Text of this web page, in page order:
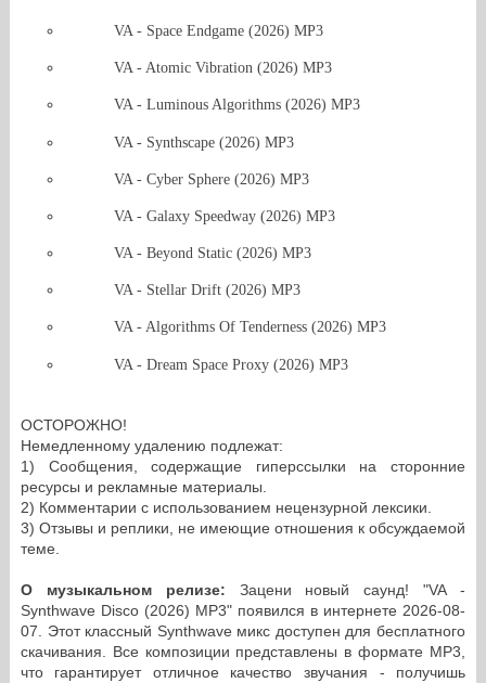
VA - Space Endgame (2026) MP3
VA - Atomic Vibration (2026) MP3
VA - Luminous Algorithms (2026) MP3
VA - Synthscape (2026) MP3
VA - Cyber Sphere (2026) MP3
VA - Galaxy Speedway (2026) MP3
VA - Beyond Static (2026) MP3
VA - Stellar Drift (2026) MP3
VA - Algorithms Of Tenderness (2026) MP3
VA - Dream Space Proxy (2026) MP3
ОСТОРОЖНО!
Немедленному удалению подлежат:
1) Сообщения, содержащие гиперссылки на сторонние
ресурсы и рекламные материалы.
2) Комментарии с использованием нецензурной лексики.
3) Отзывы и реплики, не имеющие отношения к обсуждаемой
теме.
О музыкальном релизе: Зацени новый саунд! "VA -
Synthwave Disco (2026) MP3" появился в интернете 2026-08-
07. Этот классный Synthwave микс доступен для бесплатного
скачивания. Все композиции представлены в формате MP3,
что гарантирует отличное качество звучания - получишь